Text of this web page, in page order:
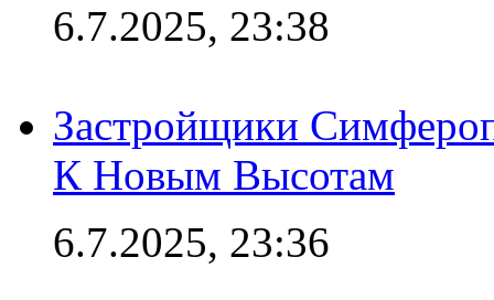
6.7.2025, 23:38
Застройщики
К Новым Высотам
6.7.2025, 23:36